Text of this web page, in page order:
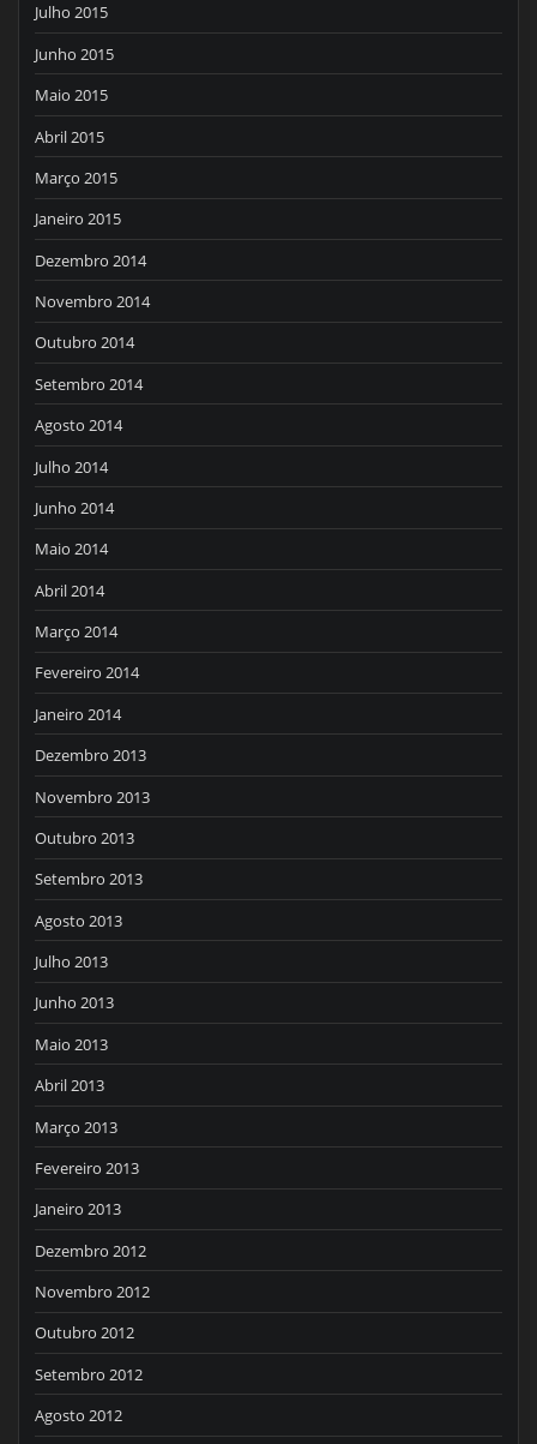
Julho 2015
Junho 2015
Maio 2015
Abril 2015
Março 2015
Janeiro 2015
Dezembro 2014
Novembro 2014
Outubro 2014
Setembro 2014
Agosto 2014
Julho 2014
Junho 2014
Maio 2014
Abril 2014
Março 2014
Fevereiro 2014
Janeiro 2014
Dezembro 2013
Novembro 2013
Outubro 2013
Setembro 2013
Agosto 2013
Julho 2013
Junho 2013
Maio 2013
Abril 2013
Março 2013
Fevereiro 2013
Janeiro 2013
Dezembro 2012
Novembro 2012
Outubro 2012
Setembro 2012
Agosto 2012